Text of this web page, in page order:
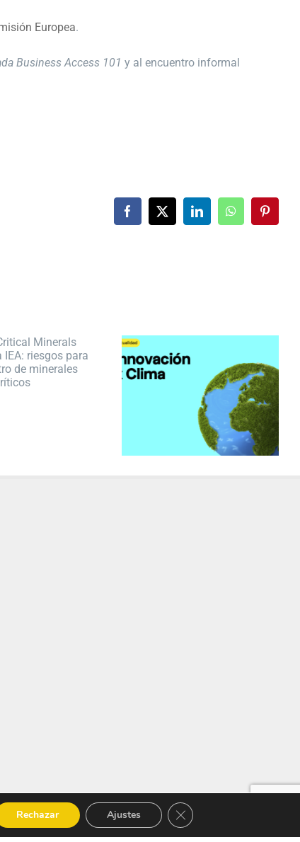
Europea.
Business Access 101 y al encuentro informal
Facebook
X LinkedInWhatsApp
Rechazar Ajustes Cerrar el banner de